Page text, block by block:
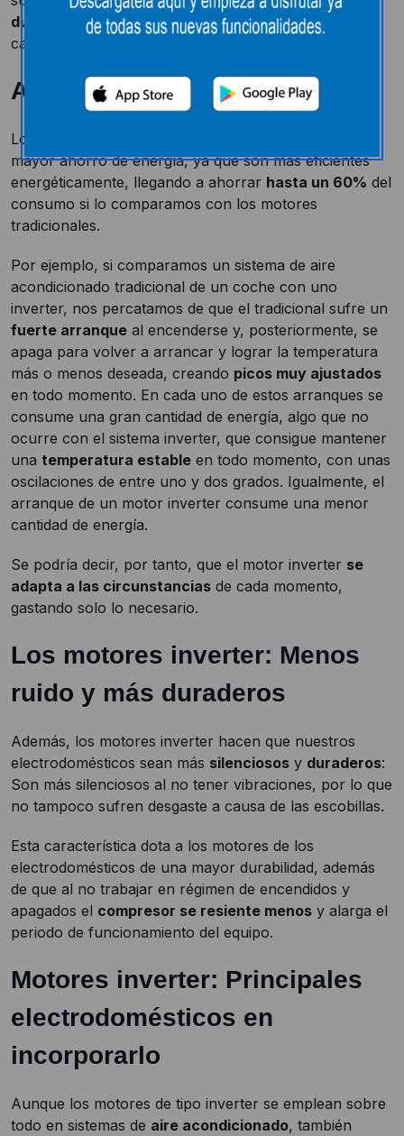
durabilidadde nuestro electrodoméstico,
características que detallamos a continuación.
Ahorro energético
Los electrodomésticos con motor inverter logran un
mayor ahorro de energía, ya que son más eficientes
energéticamente, llegando a ahorrar hasta un 60% del
consumo si lo comparamos con los motores
tradicionales.
Por ejemplo, si comparamos un sistema de aire
acondicionado tradicional de un coche con uno
inverter, nos percatamos de que el tradicional sufre un
fuerte arranque al encenderse y, posteriormente, se
apaga para volver a arrancar y lograr la temperatura
más o menos deseada, creando picos muy ajustados
en todo momento. En cada uno de estos arranques se
consume una gran cantidad de energía, algo que no
ocurre con el sistema inverter, que consigue mantener
una temperatura estable en todo momento, con unas
oscilaciones de entre uno y dos grados. Igualmente, el
arranque de un motor inverter consume una menor
cantidad de energía.
Se podría decir, por tanto, que el motor inverter se
adapta a las circunstancias de cada momento,
gastando solo lo necesario.
Los motores inverter: Menos
ruido y más duraderos
Además, los motores inverter hacen que nuestros
electrodomésticos sean más silenciosos y duraderos:
Son más silenciosos al no tener vibraciones, por lo que
no tampoco sufren desgaste a causa de las escobillas.
Esta característica dota a los motores de los
electrodomésticos de una mayor durabilidad, además
de que al no trabajar en régimen de encendidos y
apagados el compresor se resiente menos y alarga el
periodo de funcionamiento del equipo.
Motores inverter: Principales
electrodomésticos en
incorporarlo
Aunque los motores de tipo inverter se emplean sobre
todo en sistemas de aire acondicionado, también